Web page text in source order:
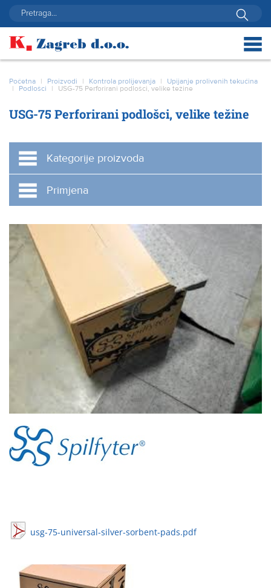
Početna | Proizvodi | Kontrola prolijevanja |
Upijanje prolivenih tekućina
|
Podlošci | USG-75 Perforirani podlošci, velike težine
USG-75 Perforirani podlošci, velike težine
usg-75-universal-silver-sorbent-pads.pdf